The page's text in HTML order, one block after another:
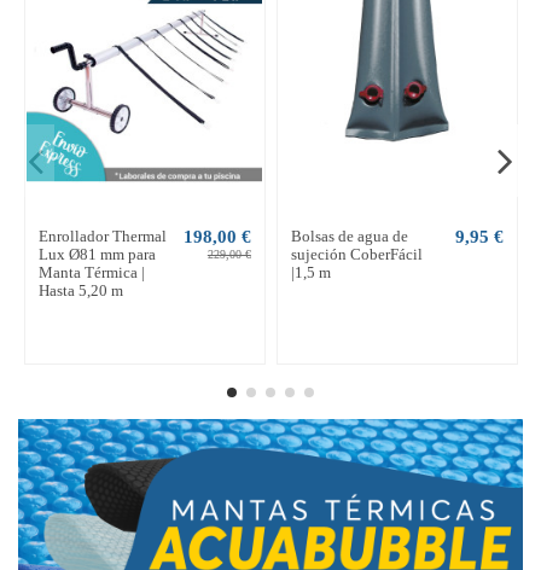
Enrollador Thermal
Lux Ø81 mm para
Manta Térmica |
Hasta 5,20 m
198,00 €
229,00 €
Bolsas de agua de
sujeción CoberFácil
|1,5 m
9,95 €